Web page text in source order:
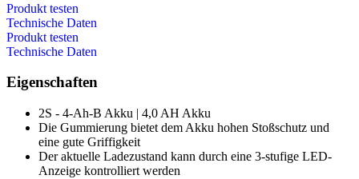
Produkt testen
Technische Daten
Produkt testen
Technische Daten
Eigenschaften
2S - 4-Ah-B Akku | 4,0 AH Akku
Die Gummierung bietet dem Akku hohen Stoßschutz und
eine gute Griffigkeit
Der aktuelle Ladezustand kann durch eine 3-stufige LED-
Anzeige kontrolliert werden